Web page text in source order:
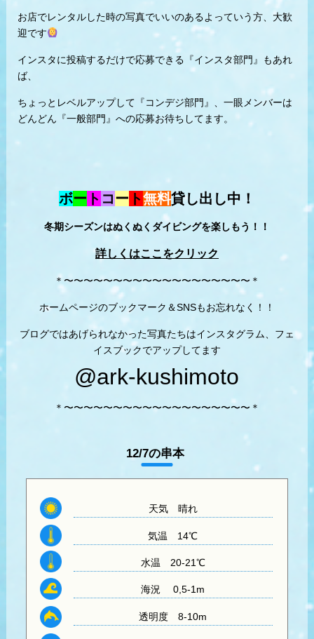
お店でレンタルした時の写真でいいのあるよっていう方、大歓
迎です
インスタに投稿するだけで応募できる『インスタ部門』もあれ
ば、
ちょっとレベルアップして『コンデジ部門』、一眼メンバーは
どんどん『一般部門』への応募お待ちしてます。
ボー ト コー ト無料貸し出し中！
冬期シーズンはぬくぬくダイビングを楽しもう！！
詳しくはここをクリック
＊〜〜〜〜〜〜〜〜〜〜〜〜〜〜〜〜〜〜〜＊
ホームページのブックマーク＆SNSもお忘れなく！！
ブログではあげられなかった写真たちはインスタグラム、フェ
イスブックでアップしてます
@ark-kushimoto
＊〜〜〜〜〜〜〜〜〜〜〜〜〜〜〜〜〜〜〜＊
12/7の串本
天気晴れ
気温 14℃
水温 20-21℃
海況 0,5-1m
透明度 8-10m